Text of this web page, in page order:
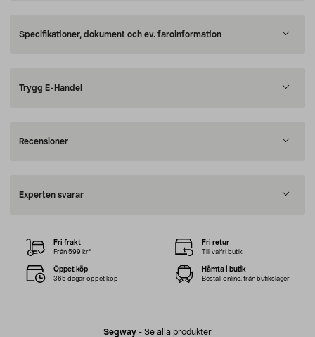
Specifikationer, dokument och ev. faroinformation
Trygg E-Handel
Recensioner
Experten svarar
Segway - Se alla produkter
Fri frakt
Från 599 kr*
Fri retur
Till valfri butik
Öppet köp
365 dagar öppet köp
Hämta i butik
Beställ online, från butikslager